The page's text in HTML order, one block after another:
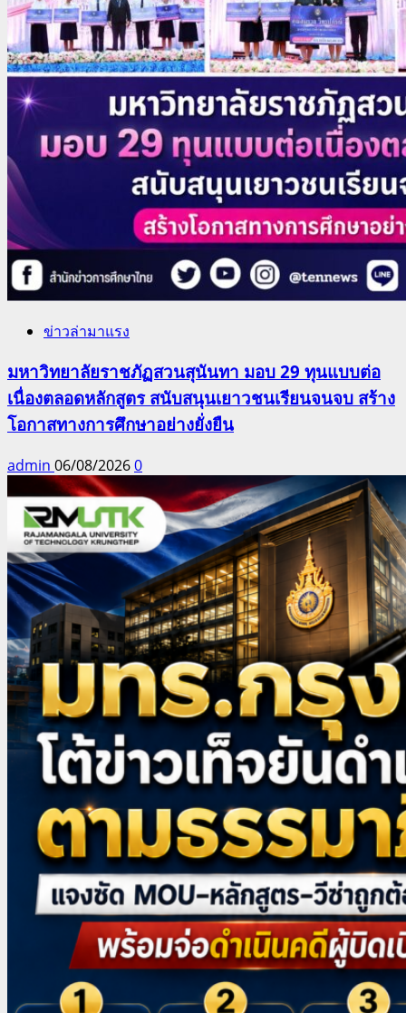
ข่าวล่ามาแรง
มหาวิทยาลัยราชภัฏสวนสุนันทา มอบ 29 ทุนแบบต่อ
เนื่องตลอดหลักสูตร สนับสนุนเยาวชนเรียนจนจบ สร้าง
โอกาสทางการศึกษาอย่างยั่งยืน
admin 06/08/20260